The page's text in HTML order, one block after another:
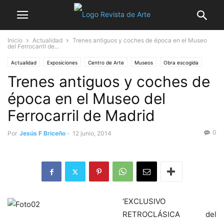
Inicio Actualidad
Trenes antiguos y coches de época en el Museo
del Ferrocarril de...
Actualidad Exposiciones Centro de Arte Museos Obra escogida
Trenes antiguos y coches de
época en el Museo del
Ferrocarril de Madrid
Por Jesús F Briceño - 12 junio, 2014 0
‘EXCLUSIVO
RETROCLÁSICA del